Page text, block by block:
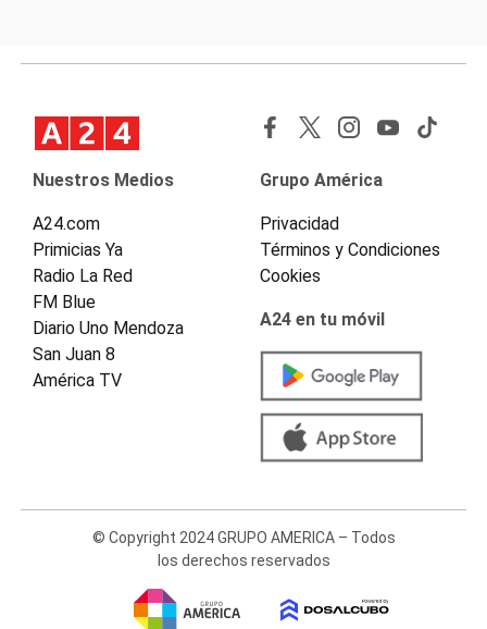
Nuestros Medios
A24.com
Primicias Ya
Radio La Red
FM Blue
Diario Uno Mendoza
San Juan 8
América TV
Grupo América
Privacidad
Términos y Condiciones
Cookies
A24 en tu móvil
© Copyright 2024 GRUPO AMERICA – Todos
los derechos reservados